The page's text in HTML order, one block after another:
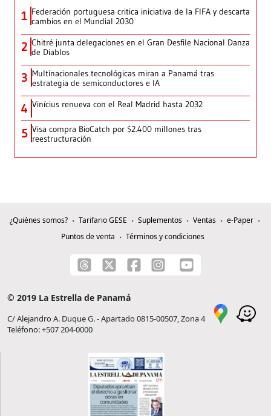
1 Federación portuguesa critica iniciativa de la FIFA y descarta
cambios en el Mundial 2030
2 Chitré junta delegaciones en el Gran Desfile Nacional Danza
de Diablos
3 Multinacionales tecnológicas miran a Panamá tras
estrategia de semiconductores e IA
4 Vinícius renueva con el Real Madrid hasta 2032
5 Visa compra BioCatch por $2.400 millones tras
reestructuración
¿Quiénes somos? Tarifario GESE Suplementos Ventas
e-Paper
Puntos de venta
Términos y condiciones
© 2019 La Estrella de Panamá
C/ Alejandro A. Duque G. - Apartado 0815-00507, Zona 4
Teléfono: +507 204-0000